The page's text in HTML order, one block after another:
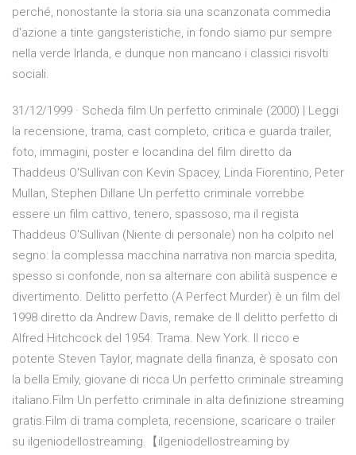
perché, nonostante la storia sia una scanzonata commedia
d'azione a tinte gangsteristiche, in fondo siamo pur sempre
nella verde Irlanda, e dunque non mancano i classici risvolti
sociali.
31/12/1999 · Scheda film Un perfetto criminale (2000) | Leggi
la recensione, trama, cast completo, critica e guarda trailer,
foto, immagini, poster e locandina del film diretto da
Thaddeus O'Sullivan con Kevin Spacey, Linda Fiorentino, Peter
Mullan, Stephen Dillane Un perfetto criminale vorrebbe
essere un film cattivo, tenero, spassoso, ma il regista
Thaddeus O'Sullivan (Niente di personale) non ha colpito nel
segno: la complessa macchina narrativa non marcia spedita,
spesso si confonde, non sa alternare con abilità suspence e
divertimento. Delitto perfetto (A Perfect Murder) è un film del
1998 diretto da Andrew Davis, remake de Il delitto perfetto di
Alfred Hitchcock del 1954. Trama. New York. Il ricco e
potente Steven Taylor, magnate della finanza, è sposato con
la bella Emily, giovane di ricca Un perfetto criminale streaming
italiano.Film Un perfetto criminale in alta definizione streaming
gratis.Film di trama completa, recensione, scaricare o trailer
su ilgeniodellostreaming.【ilgeniodellostreaming by